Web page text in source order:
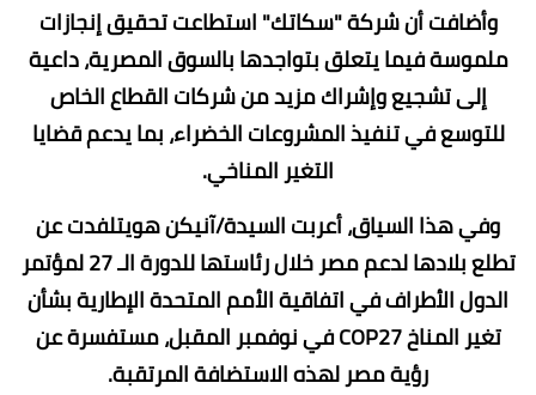
وأضافت أن شركة "سكاتك" استطاعت تحقيق إنجازات
ملموسة فيما يتعلق بتواجدها بالسوق المصرية، داعية
إلى تشجيع وإشراك مزيد من شركات القطاع الخاص
للتوسع في تنفيذ المشروعات الخضراء، بما يدعم قضايا
التغير المناخي.
وفي هذا السياق، أعربت السيدة/آنيكن هويتلفدت عن
تطلع بلادها لدعم مصر خلال رئاستها للدورة الـ 27 لمؤتمر
الدول الأطراف في اتفاقية الأمم المتحدة الإطارية بشأن
تغير المناخ COP27 في نوفمبر المقبل، مستفسرة عن
رؤية مصر لهذه الاستضافة المرتقبة.